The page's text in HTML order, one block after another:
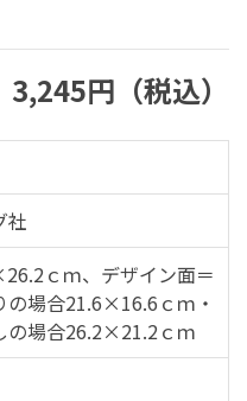
3,245円（税込）
社
ｃｍ、デザイン面＝
の場合21.6×16.6ｃｍ・
の場合26.2×21.2ｃｍ